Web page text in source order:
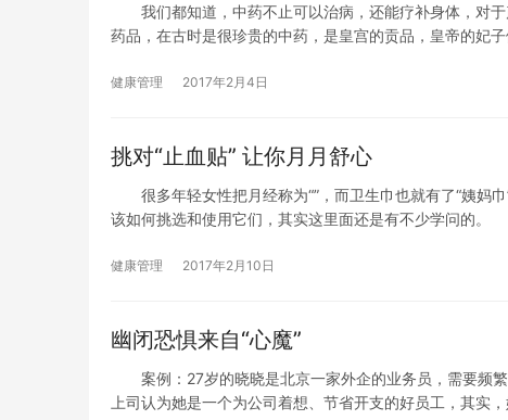
我们都知道，中药不止可以治病，还能疗补身体，对于
药品，在古时是很珍贵的中药，是皇宫的贡品，皇帝的妃
健康管理 2017年2月4日
挑对“止血贴” 让你月月舒心
很多年轻女性把月经称为“”，而卫生巾也就有了“姨妈
该如何挑选和使用它们，其实这里面还是有不少学问的。
健康管理 2017年2月10日
幽闭恐惧来自“心魔”
案例：27岁的晓晓是北京一家外企的业务员，需要频繁
上司认为她是一个为公司着想、节省开支的好员工，其实